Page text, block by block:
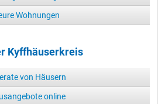
Wohnungen
Kyffhäuserkreis
von Häusern
online